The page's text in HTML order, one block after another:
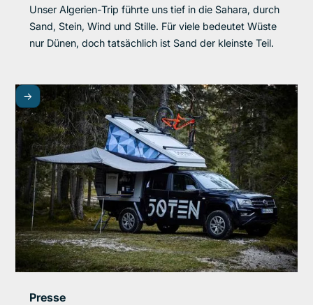
Unser Algerien-Trip führte uns tief in die Sahara, durch
Sand, Stein, Wind und Stille. Für viele bedeutet Wüste
nur Dünen, doch tatsächlich ist Sand der kleinste Teil.
->
Presse